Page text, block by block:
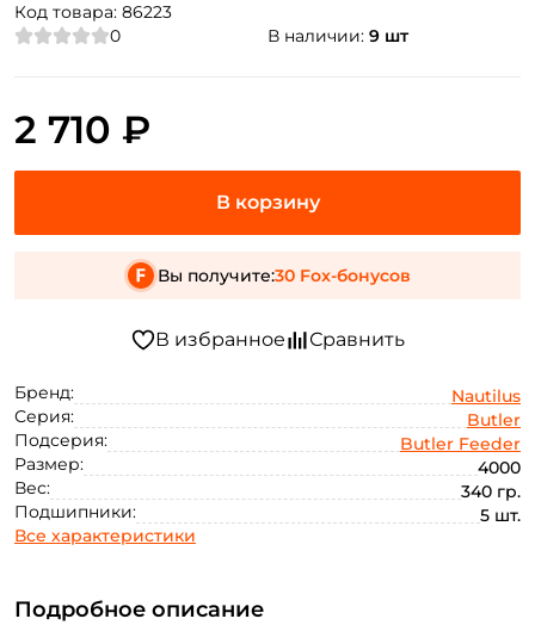
Код товара: 86223
0
В наличии: 9 шт
Бренд:
Nautilus
Серия:
Butler
Подсерия:
Butler Feeder
Размер:
4000
Вес:
340 гр.
Подшипники:
5 шт.
Все характеристики
2 710 ₽
Вы получите:30 Fox-бонусов
Подробное описание